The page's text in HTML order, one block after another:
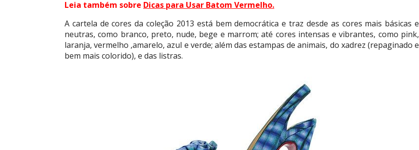
Leia também sobre Dicas para Usar Batom Vermelho.
A cartela de cores da coleção 2013 está bem democrática e traz desde as cores mais básicas e
neutras, como branco, preto, nude, bege e marrom; até cores intensas e vibrantes, como pink,
laranja, vermelho ,amarelo, azul e verde; além das estampas de animais, do xadrez (repaginado e
bem mais colorido), e das listras.